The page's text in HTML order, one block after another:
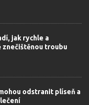
jak rychle a
troubu
odstranit plíseň a